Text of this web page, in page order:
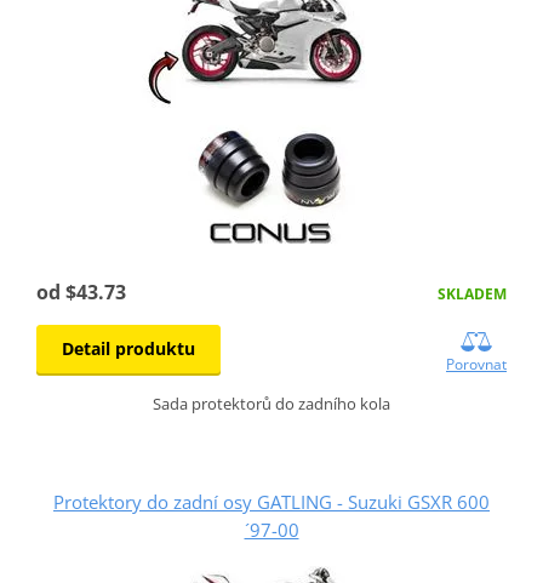
od $43.73 SKLADEM
Detail produktu
Porovnat
Sada protektorů do zadního kola
Protektory do zadní osy GATLING - Suzuki GSXR 600
´97-00